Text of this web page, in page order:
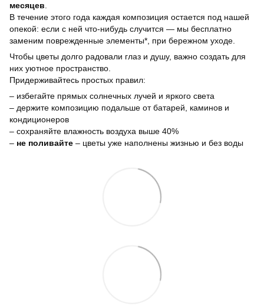
месяцев.
В течение этого года каждая композиция остается под нашей
опекой: если с ней что-нибудь случится — мы бесплатно
заменим поврежденные элементы*, при бережном уходе.
Чтобы цветы долго радовали глаз и душу, важно создать для
них уютное пространство.
Придерживайтесь простых правил:
– избегайте прямых солнечных лучей и яркого света
– держите композицию подальше от батарей, каминов и
кондиционеров
– сохраняйте влажность воздуха выше 40%
– не поливайте – цветы уже наполнены жизнью и без воды